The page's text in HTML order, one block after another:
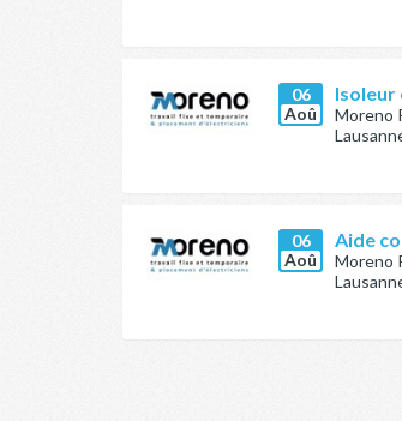
06
Aoû
Isoleur
Moreno
06
Aoû
Aide
Moreno